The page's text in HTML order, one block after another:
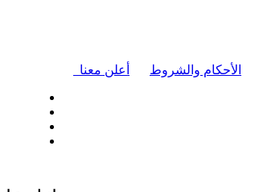
أعلن معنا الأحكام والشروط